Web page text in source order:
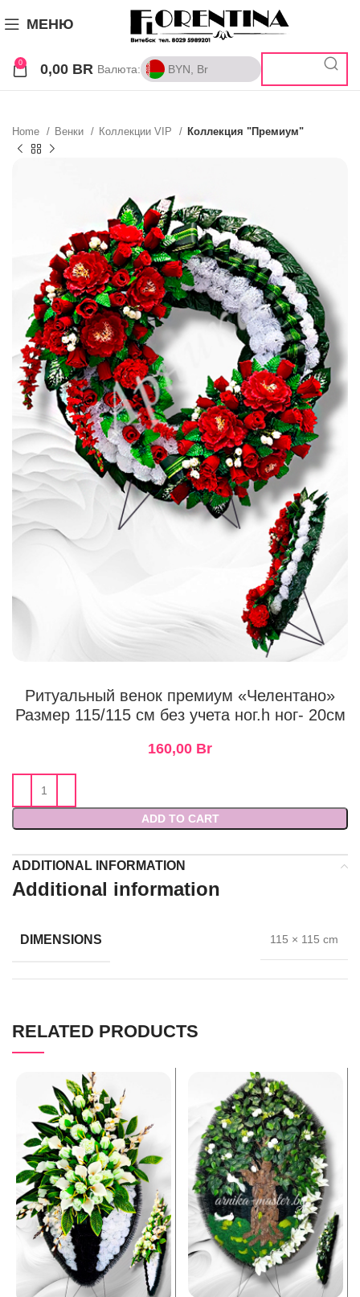
МЕНЮ
0 0,00 BR Валюта: BYN, Br
BYN, Br
Home Венки Коллекции VIP Коллекция "Премиум"
Ритуальный венок премиум «Челентано»
Размер 115/115 см без учета ног.h ног- 20см
160,00 Br
ADD TO CART
ADDITIONAL INFORMATION
Additional information
DIMENSIONS 115 × 115 cm
RELATED PRODUCTS